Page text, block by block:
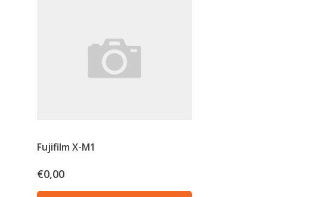
Fujifilm X-M1
€0,00